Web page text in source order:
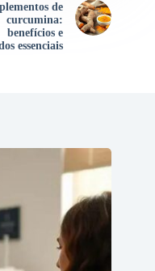
de
curcumina:
benefícios e
essenciais